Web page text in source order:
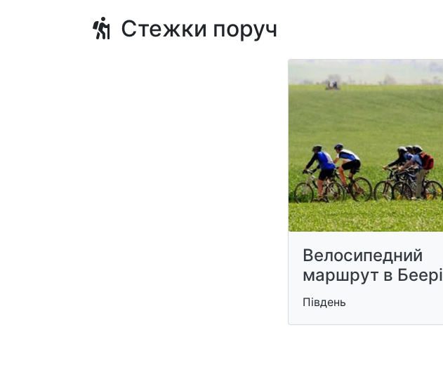
Стежки поруч
Велосипедний
маршрут в Беері
Південь